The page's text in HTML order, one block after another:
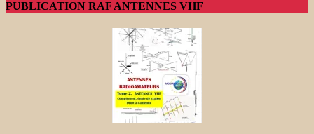
PUBLICATION RAF ANTENNES VHF